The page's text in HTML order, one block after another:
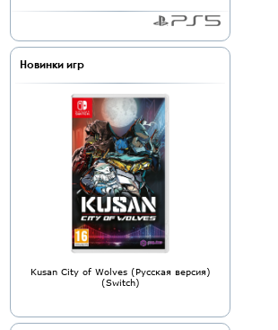
Новинки игр
Kusan City of Wolves (Русская версия)
(Switch)